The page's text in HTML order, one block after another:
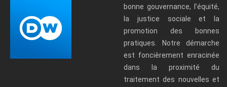
bonne gouvernance, l’équité,
la justice sociale et la
promotion des bonnes
pratiques. Notre démarche
est foncièrement enracinée
dans la proximité du
traitement des nouvelles et